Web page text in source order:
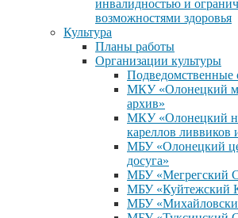
инвалидностью и
возможностями здоровья
Культура
Планы работы
Организации культуры
Подведомственные
МКУ «Олонецкий
архив»
МКУ «Олонецкий
кареллов
МБУ «Олонецкий
досуга»
МБУ «Мегрегский
МБУ «Куйтежский
МБУ